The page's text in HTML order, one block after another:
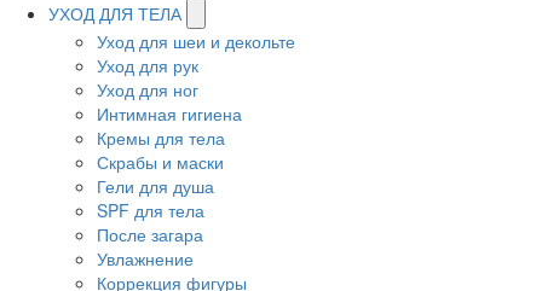
УХОД ДЛЯ ТЕЛА
Уход для шеи и декольте
Уход для рук
Уход для ног
Интимная гигиена
Кремы для тела
Скрабы и маски
Гели для душа
SPF для тела
После загара
Увлажнение
Коррекция фигуры